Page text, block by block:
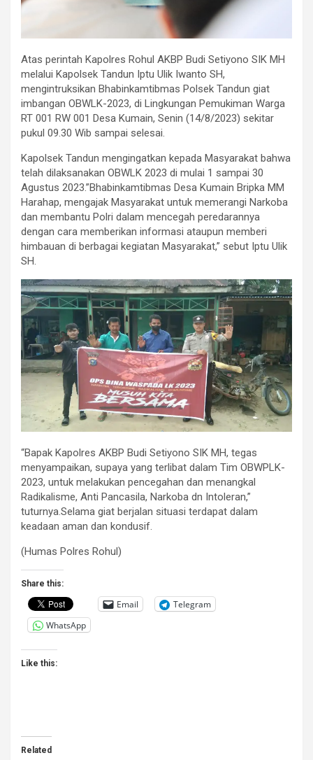
Atas perintah Kapolres Rohul AKBP Budi Setiyono SIK MH
melalui Kapolsek Tandun Iptu Ulik Iwanto SH,
mengintruksikan Bhabinkamtibmas Polsek Tandun giat
imbangan OBWLK-2023, di Lingkungan Pemukiman Warga
RT 001 RW 001 Desa Kumain, Senin (14/8/2023) sekitar
pukul 09.30 Wib sampai selesai.
Kapolsek Tandun mengingatkan kepada Masyarakat bahwa
telah dilaksanakan OBWLK 2023 di mulai 1 sampai 30
Agustus 2023.”Bhabinkamtibmas Desa Kumain Bripka MM
Harahap, mengajak Masyarakat untuk memerangi Narkoba
dan membantu Polri dalam mencegah peredarannya
dengan cara memberikan informasi ataupun memberi
himbauan di berbagai kegiatan Masyarakat,” sebut Iptu Ulik
SH.
“Bapak Kapolres AKBP Budi Setiyono SIK MH, tegas
menyampaikan, supaya yang terlibat dalam Tim OBWPLK-
2023, untuk melakukan pencegahan dan menangkal
Radikalisme, Anti Pancasila, Narkoba dn Intoleran,”
tuturnya.Selama giat berjalan situasi terdapat dalam
keadaan aman dan kondusif.
(Humas Polres Rohul)
Share this:
Email
Telegram
WhatsApp
Like this:
Related